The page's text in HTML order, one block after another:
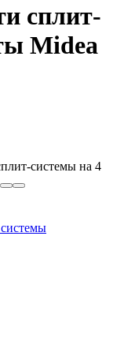
сплит-
Midea
системы на 4